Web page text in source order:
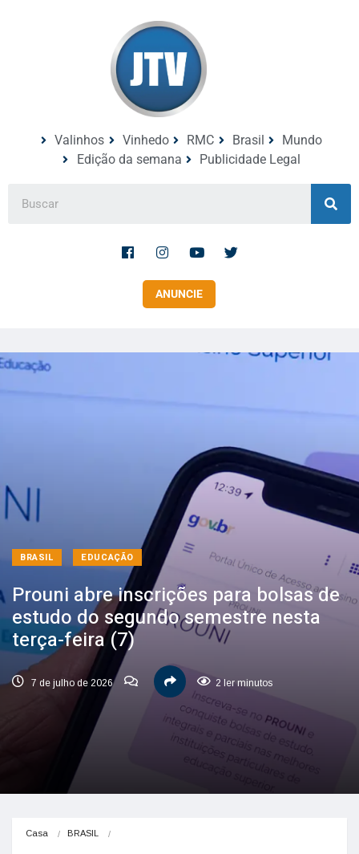
Valinhos Vinhedo RMC Brasil
Mundo
Edição da semana
Publicidade Legal
ANUNCIE
BRASIL EDUCAÇÃO
Prouni abre inscrições para bolsas de
estudo do segundo semestre nesta
terça-feira (7)
7 de julho de 2026 2 ler minutos
Casa BRASIL